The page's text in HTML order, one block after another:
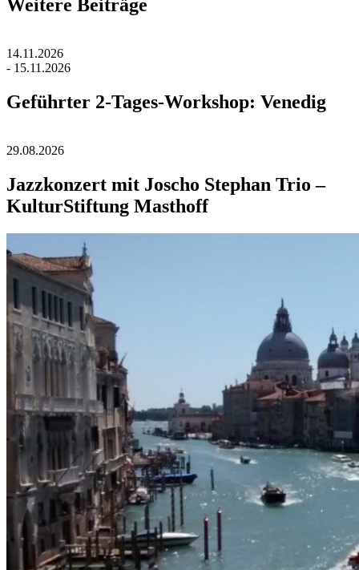
Weitere Beiträge
14.11.2026
- 15.11.2026
Geführter 2-Tages-Workshop: Venedig
29.08.2026
Jazzkonzert mit Joscho Stephan Trio –
KulturStiftung Masthoff